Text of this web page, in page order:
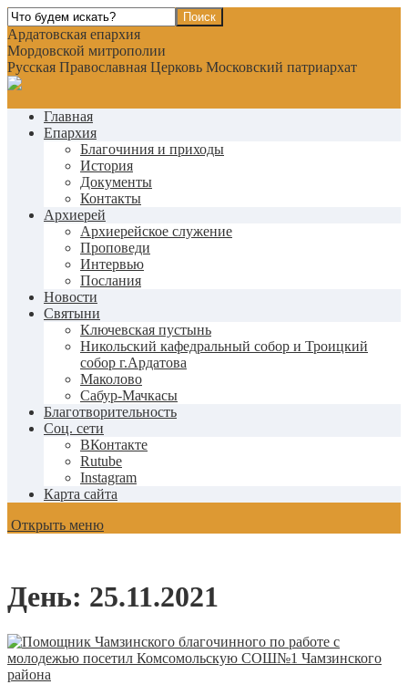
Ардатовская епархия
Мордовской митрополии
Русская Православная Церковь Московский патриархат
Главная
Епархия
Благочиния и приходы
История
Документы
Контакты
Архиерей
Архиерейское служение
Проповеди
Интервью
Послания
Новости
Святыни
Ключевская пустынь
Никольский кафедральный собор и Троицкий
собор г.Ардатова
Маколово
Сабур-Мачкасы
Благотворительность
Соц. сети
ВКонтакте
Rutube
Instagram
Карта сайта
Открыть меню
День: 25.11.2021